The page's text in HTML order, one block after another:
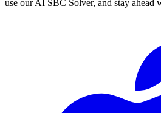
use our AI SBC Solver, and stay ahead